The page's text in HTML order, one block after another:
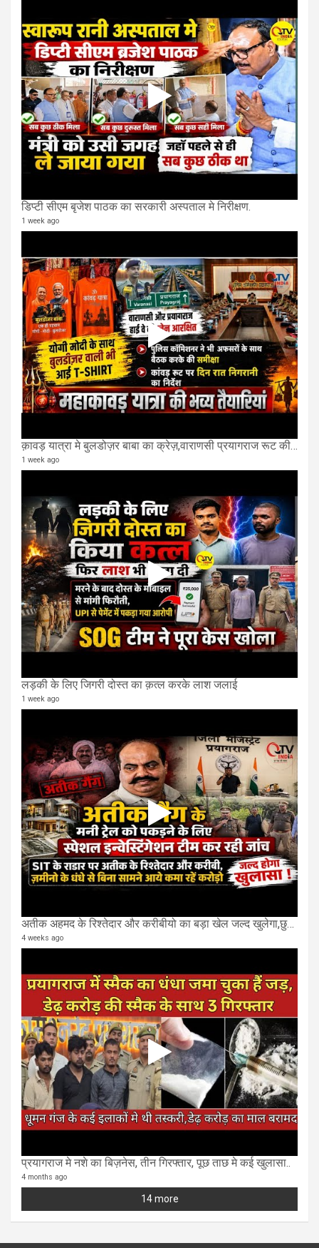
डिप्टी सीएम बृजेश पाठक का सरकारी अस्पताल मे निरीक्षण.
1 week ago
क़ावड़ यात्रा मे बुलडोज़र बाबा का क्रेज़,वाराणसी प्रयागराज रूट की एक लेन खाली की गई.
1 week ago
लड़की के लिए जिगरी दोस्त का क़त्ल करके लाश जलाई
1 week ago
अतीक अहमद के रिश्तेदार और करीबीयो का बड़ा खेल जल्द खुलेगा,छुप कर करोड़ो कमाने वाले SIT के राडार पर
4 weeks ago
प्रयागराज मे नशे का बिज़नेस, तीन गिरफ्तार, पूछ ताछ मे कई खुलासा..
4 months ago
14 more